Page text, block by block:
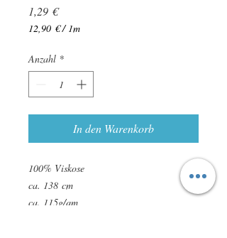
1,29 €Preis
12,90 € /1m
pro
1
Anzahl *
In den Warenkorb
100% Viskose
ca. 138 cm
ca. 115g/qm